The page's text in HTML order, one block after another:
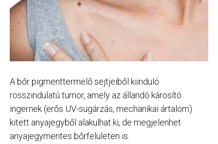
A bőr pigmenttermelő sejtjeiből kiinduló
rosszindulatú tumor, amely az állandó károsító
ingernek (erős UV-sugárzás, mechanikai ártalom)
kitett anyajegyből alakulhat ki, de megjelenhet
anyajegymentes bőrfelületen is.